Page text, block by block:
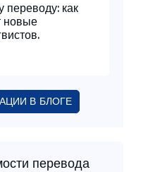
переводу: как
новые
В БЛОГЕ
перевода